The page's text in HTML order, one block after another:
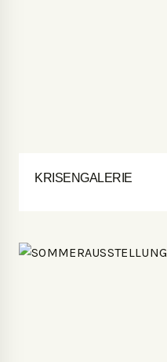
KRISENGALERIE